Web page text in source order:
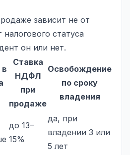
зависит не от
статуса
он или нет.
Ставка
НДФЛ
при
продаже
Освобождение
по сроку
владения
до 13–
15%
да, при
владении 3 или
5 лет